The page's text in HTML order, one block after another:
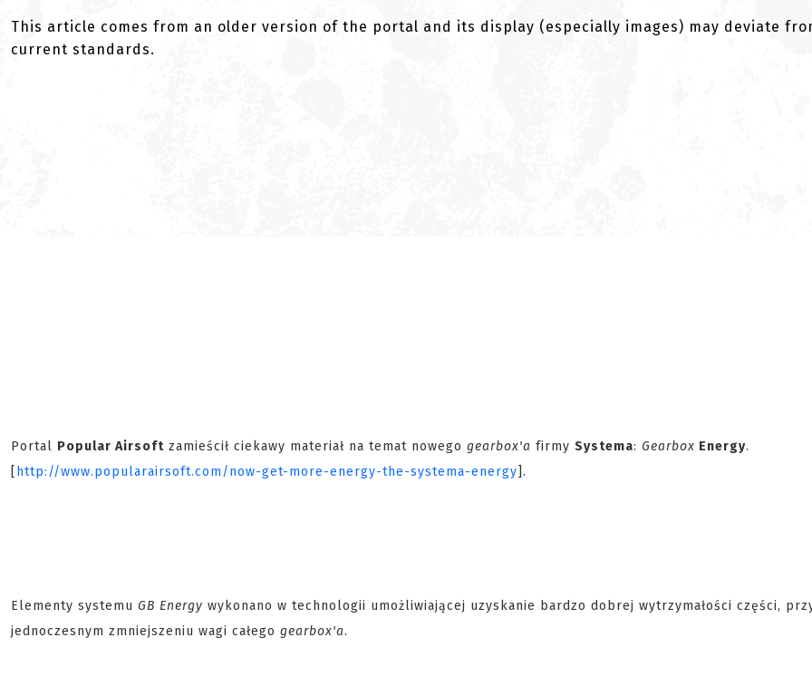
This article comes from an older version of the portal and its display (especially images) may deviate
current standards.
Portal Popular Airsoft zamieścił ciekawy materiał na temat nowego gearbox'a firmy Systema: Gearbox Energy.
[ http://www.popularairsoft.com/now-get-more-energy-the-systema-energy].
Elementy systemu GB Energy wykonano w technologii umożliwiającej uzyskanie bardzo dobrej wytrzymałości części,
jednoczesnym zmniejszeniu wagi całego gearbox'a.